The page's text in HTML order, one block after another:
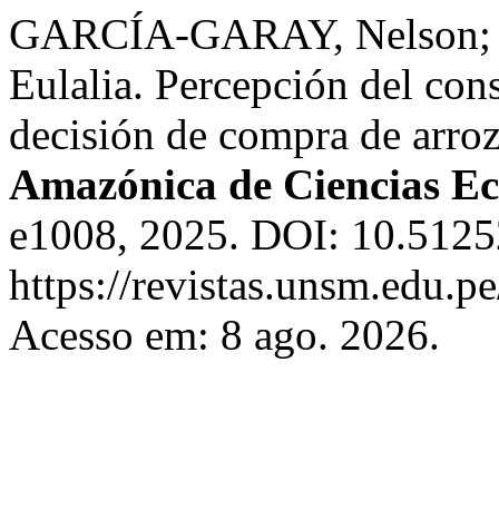
GARCÍA-GARAY,
Eulalia. Percepción del
decisión de compra de
Amazónica de Ciencias
e1008, 2025. DOI:
https://
Acesso em: 8 ago. 2026.